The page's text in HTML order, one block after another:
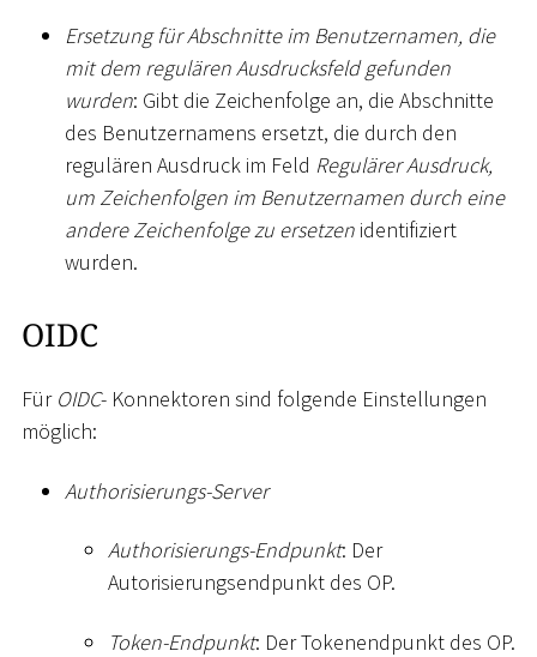
Ersetzung für Abschnitte im Benutzernamen, die
mit dem regulären Ausdrucksfeld gefunden
wurden: Gibt die Zeichenfolge an, die Abschnitte
des Benutzernamens ersetzt, die durch den
regulären Ausdruck im Feld Regulärer Ausdruck,
um Zeichenfolgen im Benutzernamen durch eine
andere Zeichenfolge zu ersetzen identifiziert
wurden.
OIDC
Für OIDC- Konnektoren sind folgende Einstellungen
möglich:
Authorisierungs-Server
Authorisierungs-Endpunkt: Der
Autorisierungsendpunkt des OP.
Token-Endpunkt: Der Tokenendpunkt des OP.